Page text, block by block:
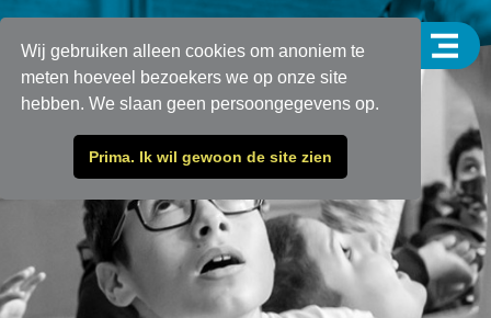
Wij gebruiken alleen cookies om anoniem te
meten hoeveel bezoekers we op onze site
hebben. We slaan geen persoongegevens op.
Prima. Ik wil gewoon de site zien